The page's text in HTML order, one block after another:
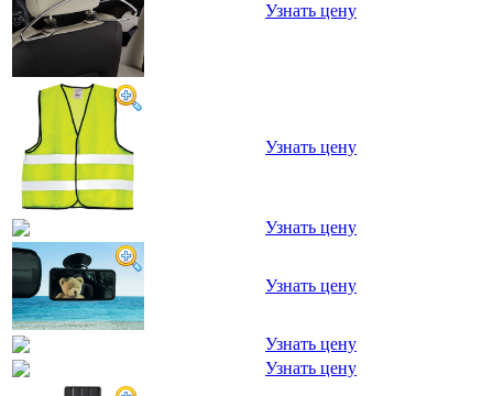
Узнать цену
Узнать цену
Узнать цену
Узнать цену
Узнать цену
Узнать цену